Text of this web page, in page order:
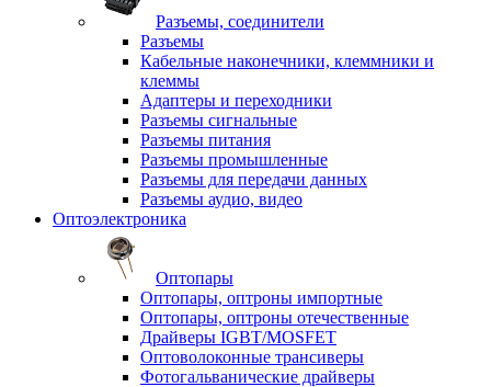
Разъемы, соединители
Разъемы
Кабельные наконечники, клеммники и
клеммы
Адаптеры и переходники
Разъемы сигнальные
Разъемы питания
Разъемы промышленные
Разъемы для передачи данных
Разъемы аудио, видео
Оптоэлектроника
Оптопары
Оптопары, оптроны импортные
Оптопары, оптроны отечественные
Драйверы IGBT/MOSFET
Оптоволоконные трансиверы
Фотогальванические драйверы